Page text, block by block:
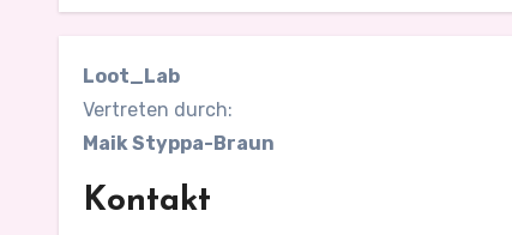
Loot_Lab
Vertreten durch:
Maik Styppa-Braun
Kontakt